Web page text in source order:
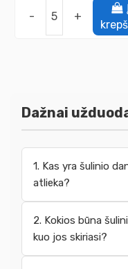
- +
Dažnai
1. Kas yra šulinio
atlieka?
2. Kokios būna
kuo jos skiriasi?